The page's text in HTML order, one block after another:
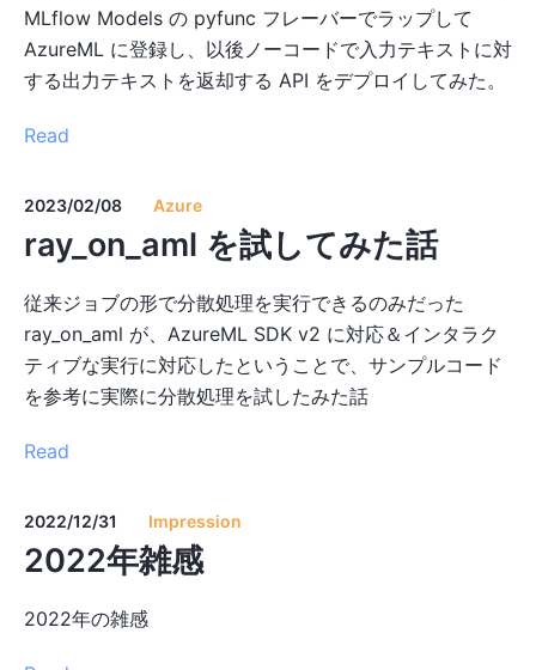
MLflow Models の pyfunc フレーバーでラップして
AzureML に登録し、以後ノーコードで入力テキストに対
する出力テキストを返却する API をデプロイしてみた。
Read
2023/02/08 Azure
ray_on_aml を試してみた話
従来ジョブの形で分散処理を実行できるのみだった
ray_on_aml が、AzureML SDK v2 に対応＆インタラク
ティブな実行に対応したということで、サンプルコード
を参考に実際に分散処理を試したみた話
Read
2022/12/31 Impression
2022年雑感
2022年の雑感